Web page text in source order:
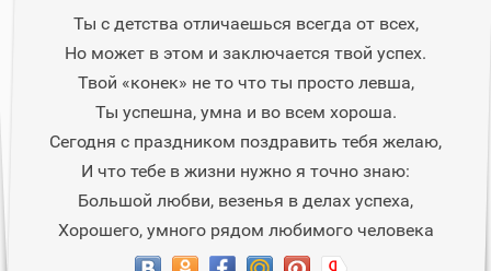
Ты с детства отличаешься всегда от всех,
Но может в этом и заключается твой успех.
Твой «конек» не то что ты просто левша,
Ты успешна, умна и во всем хороша.
Сегодня с праздником поздравить тебя желаю,
И что тебе в жизни нужно я точно знаю:
Большой любви, везенья в делах успеха,
Хорошего, умного рядом любимого человека